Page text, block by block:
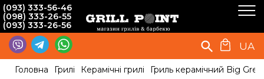
(093) 333-56-46
(098) 333-26-55
(093) 333-26-56
UA
Головна Грилі Керамічні грилі Гриль керамічний Big